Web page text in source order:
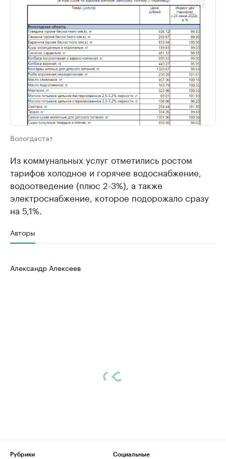
Вологдастат
Из коммунальных услуг отметились ростом
тарифов холодное и горячее водоснабжение,
водоотведение (плюс 2-3%), а также
электроснабжение, которое подорожало сразу
на 5,1%.
Авторы
Александр Алексеев
Рубрики
Социальные